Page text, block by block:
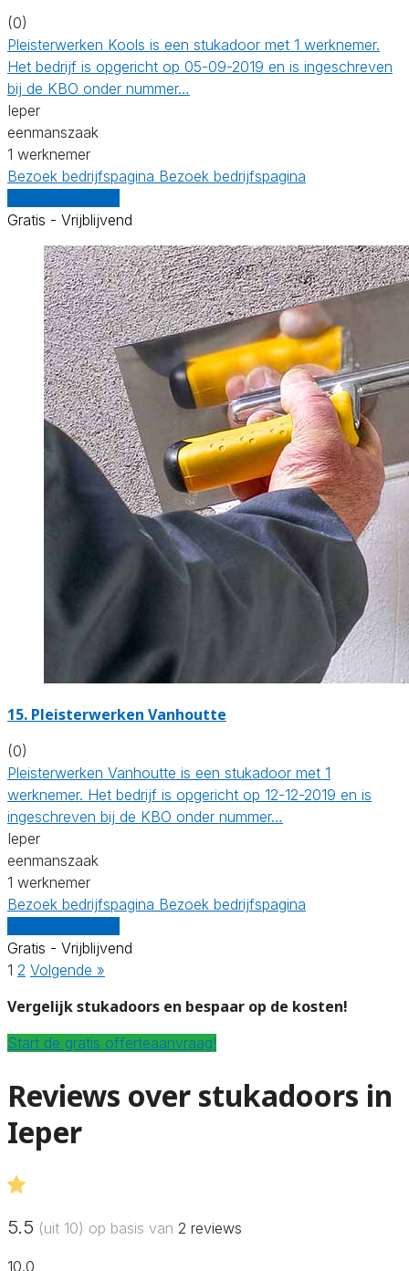
(0)
Pleisterwerken Kools is een stukadoor met 1 werknemer.
Het bedrijf is opgericht op 05-09-2019 en is ingeschreven
bij de KBO onder nummer…
Ieper
eenmanszaak
1 werknemer
Bezoek bedrijfspagina Bezoek bedrijfspagina
Gratis - Vrijblijvend
15. Pleisterwerken Vanhoutte
(0)
Pleisterwerken Vanhoutte is een stukadoor met 1
werknemer. Het bedrijf is opgericht op 12-12-2019 en is
ingeschreven bij de KBO onder nummer…
Ieper
eenmanszaak
1 werknemer
Bezoek bedrijfspagina Bezoek bedrijfspagina
Gratis - Vrijblijvend
1 2 Volgende »
Vergelijk stukadoors en bespaar op de kosten!
Start de gratis offerteaanvraag!
Reviews over stukadoors in
Ieper
5.5 (uit 10) op basis van 2 reviews
10.0